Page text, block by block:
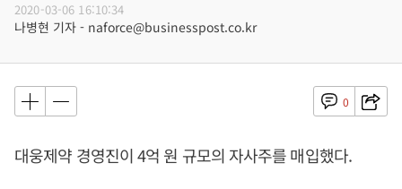
2020-03-06 16:10:34
나병현 기자 - naforce@businesspost.co.kr
0
대웅제약 경영진이 4억 원 규모의 자사주를 매입했다.